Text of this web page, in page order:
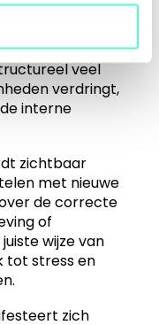
in jouw
het eerste
het opstellen
veel
verdringt,
interne
zichtbaar
met nieuwe
de correcte
of
wijze van
tot stress en
zich